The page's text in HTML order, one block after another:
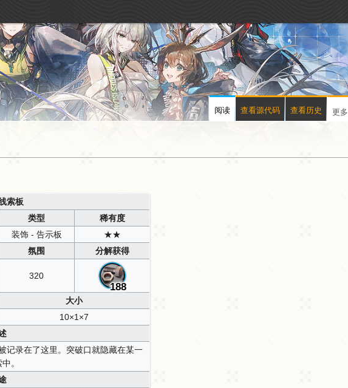
索板
类型
稀有度
装饰 - 告示板
★★
氛围
分解获得
320
188
大小
10×1×7
记录在了这里。突破口就隐藏在某一
。
阅读 查看源代码 查看历史 更多